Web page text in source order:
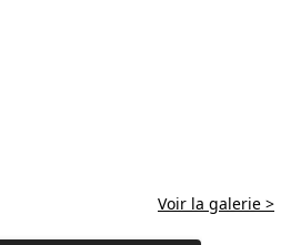
Voir la galerie >